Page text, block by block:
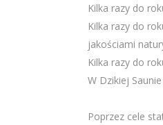
Kilka razy do
Kilka razy do
jakościami
Kilka razy do
W Dzikiej
Poprzez cele